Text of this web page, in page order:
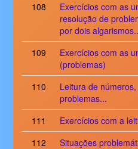
108
Exercícios com as
resolução de
por dois
109
Exercícios com as
(problemas)
110
Leitura de
problemas...
111
Exercícios com a
112
Situações